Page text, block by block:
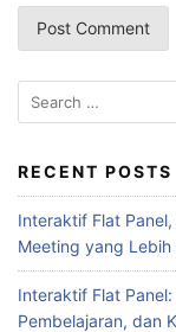
RECENT POSTS
Interaktif Flat
Meeting yang
Interaktif Flat
Pembelajaran, dan